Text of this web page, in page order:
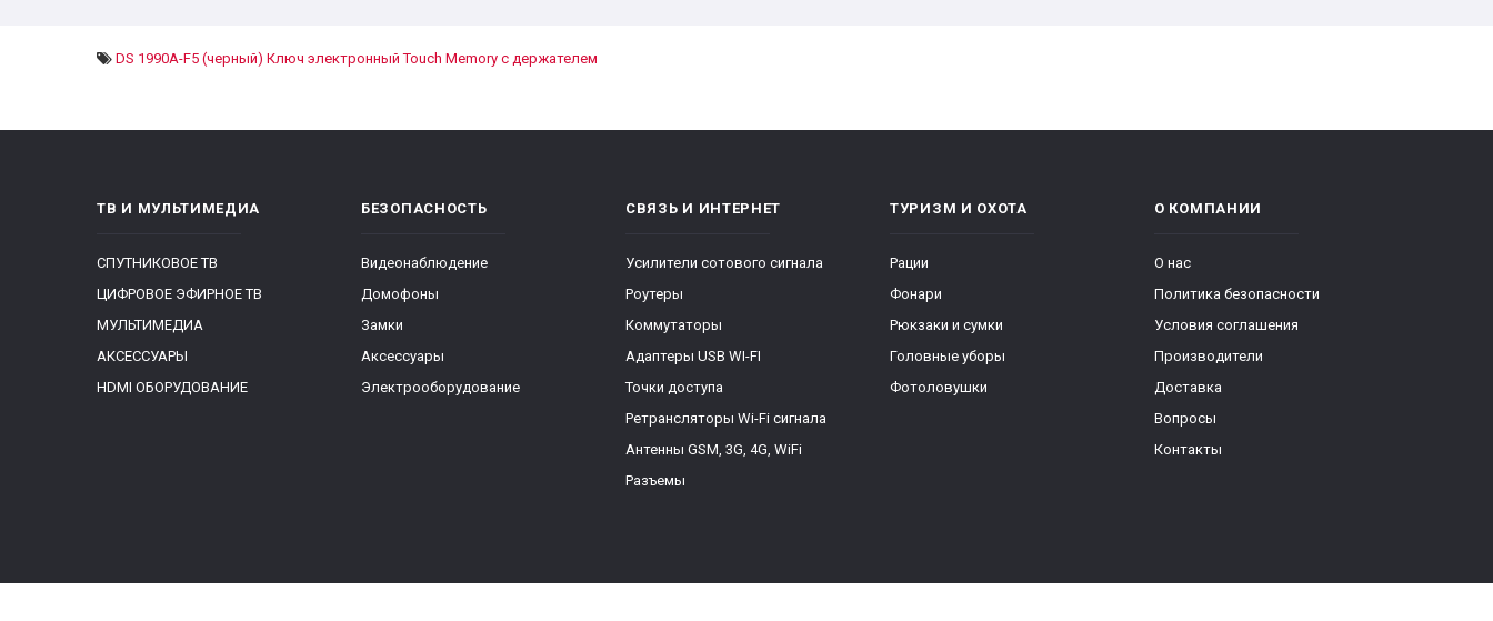
DS 1990А-F5 (черный) Ключ электронный Touch Memory с держателем
ТВ И МУЛЬТИМЕДИА
СПУТНИКОВОЕ ТВ
ЦИФРОВОЕ ЭФИРНОЕ ТВ
МУЛЬТИМЕДИА
АКСЕССУАРЫ
HDMI ОБОРУДОВАНИЕ
БЕЗОПАСНОСТЬ
Видеонаблюдение
Домофоны
Замки
Аксессуары
Электрооборудование
СВЯЗЬ И ИНТЕРНЕТ
Усилители сотового сигнала
Роутеры
Коммутаторы
Адаптеры USB WI-FI
Точки доступа
Ретрансляторы Wi-Fi сигнала
Антенны GSM, 3G, 4G, WiFi
Разъемы
ТУРИЗМ И ОХОТА
Рации
Фонари
Рюкзаки и сумки
Головные уборы
Фотоловушки
О КОМПАНИИ
О нас
Политика безопасности
Условия соглашения
Производители
Доставка
Вопросы
Контакты